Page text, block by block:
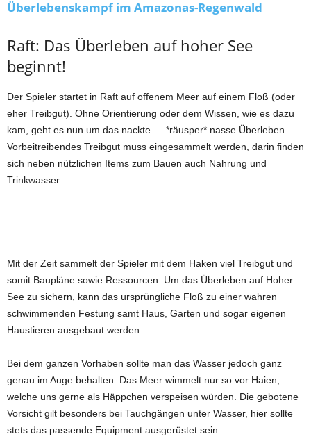
Überlebenskampf im Amazonas-Regenwald
Raft: Das Überleben auf hoher See
beginnt!
Der Spieler startet in Raft auf offenem Meer auf einem Floß (oder
eher Treibgut). Ohne Orientierung oder dem Wissen, wie es dazu
kam, geht es nun um das nackte … *räusper* nasse Überleben.
Vorbeitreibendes Treibgut muss eingesammelt werden, darin finden
sich neben nützlichen Items zum Bauen auch Nahrung und
Trinkwasser.
Mit der Zeit sammelt der Spieler mit dem Haken viel Treibgut und
somit Baupläne sowie Ressourcen. Um das Überleben auf Hoher
See zu sichern, kann das ursprüngliche Floß zu einer wahren
schwimmenden Festung samt Haus, Garten und sogar eigenen
Haustieren ausgebaut werden.
Bei dem ganzen Vorhaben sollte man das Wasser jedoch ganz
genau im Auge behalten. Das Meer wimmelt nur so vor Haien,
welche uns gerne als Häppchen verspeisen würden. Die gebotene
Vorsicht gilt besonders bei Tauchgängen unter Wasser, hier sollte
stets das passende Equipment ausgerüstet sein.